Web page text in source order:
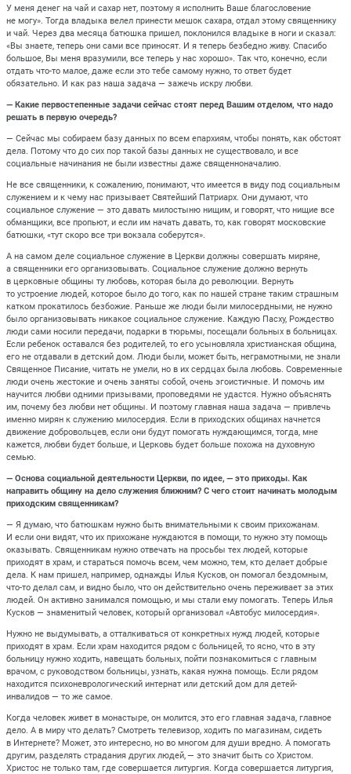
У меня денег на чай и сахар нет, поэтому я исполнить Ваше благословение
не могу». Тогда владыка велел принести мешок сахара, отдал этому священнику
и чай. Через два месяца батюшка пришел, поклонился владыке в ноги и сказал:
«Вы знаете, теперь они сами все приносят. И я теперь безбедно живу. Спасибо
большое, Вы меня вразумили, все теперь у нас хорошо». Так что, конечно, если
отдать что-то малое, даже если это тебе самому нужно, то ответ будет
обязательно. И как раз наша задача — зажечь искру любви.
— Какие первостепенные задачи сейчас стоят перед Вашим отделом, что надо
решать в первую очередь?
— Сейчас мы собираем базу данных по всем епархиям, чтобы понять, как обстоят
дела. Потому что до сих пор такой базы данных не существовало, и все
социальные начинания не были известны даже священноначалию.
Не все священники, к сожалению, понимают, что имеется в виду под социальным
служением и к чему нас призывает Святейший Патриарх. Они думают, что
социальное служение — это давать милостыню нищим, и говорят, что нищие все
обманщики, все пропьют, и если им начать давать, то, как говорят московские
батюшки, «тут скоро все три вокзала соберутся».
А на самом деле социальное служение в Церкви должны совершать миряне,
а священники его организовывать. Социальное служение должно вернуть
в церковные общины ту любовь, которая была до революции. Вернуть
то устроение людей, которое было до того, как по нашей стране таким страшным
катком прокатилось безбожие. Раньше же люди были милосердными, не нужно
было организовывать никакое социальное служение. Каждую Пасху, Рождество
люди сами носили передачи, подарки в тюрьмы, посещали больных в больницах.
Если ребенок оставался без родителей, то его усыновляла христианская община,
его не отдавали в детский дом. Люди были, может быть, неграмотными, не знали
Священное Писание, читать не умели, но в их сердцах была любовь. Современные
люди очень жестокие и очень заняты собой, очень эгоистичные. И помочь им
научится любви одними призывами, проповедями не удастся. Нужно объяснять
им, почему без любви нет общины. И поэтому главная наша задача — привлечь
именно мирян к служению милосердия. Если в приходских общинах начнется
движение добровольцев, если они будут помогать нуждающимся, тогда, мне
кажется, любви будет больше, и Церковь будет больше похожа на духовную
семью.
— Основа социальной деятельности Церкви, по идее, — это приходы. Как
направить общину на дело служения ближним? С чего стоит начинать молодым
приходским священникам?
— Я думаю, что батюшкам нужно быть внимательными к своим прихожанам.
И если они видят, что их прихожане нуждаются в помощи, то нужно эту помощь
оказывать. Священникам нужно отвечать на просьбы тех людей, которые
приходят в храм, и стараться помочь всем, чем можно, тем, кто делает добрые
дела. К нам пришел, например, однажды Илья Кусков, он помогал бездомным,
что-то делал сам, и видно было, что он действительно очень переживает за этих
людей. Он активно занимался помощью, и мы стали ему помогать. Теперь Илья
Кусков — знаменитый человек, который организовал «Автобус милосердия».
Нужно не выдумывать, а отталкиваться от конкретных нужд людей, которые
приходят в храм. Если храм находится рядом с больницей, то ясно, что в эту
больницу нужно ходить, навещать больных, пойти познакомиться с главным
врачом, с руководством больницы, узнать, какая нужна помощь. Если рядом
находится психоневрологический интернат или детский дом для детей-
инвалидов — то же самое.
Когда человек живет в монастыре, он молится, это его главная задача, главное
дело. А в миру что делать? Смотреть телевизор, ходить по магазинам, сидеть
в Интернете? Может, это интересно, но во многом для души вредно. А помогать
другим, разделять страдания других людей, — это значит быть со Христом.
Христос не только там, где совершается литургия. Когда совершается литургия,